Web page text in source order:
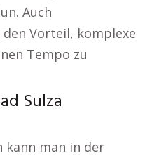
Auch
Vorteil, komplexe
Tempo zu
Sulza
kann man in der